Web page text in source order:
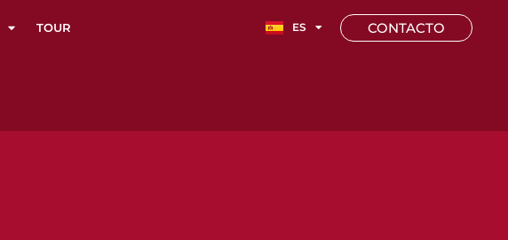
TOUR ES
FR
CONTACTO